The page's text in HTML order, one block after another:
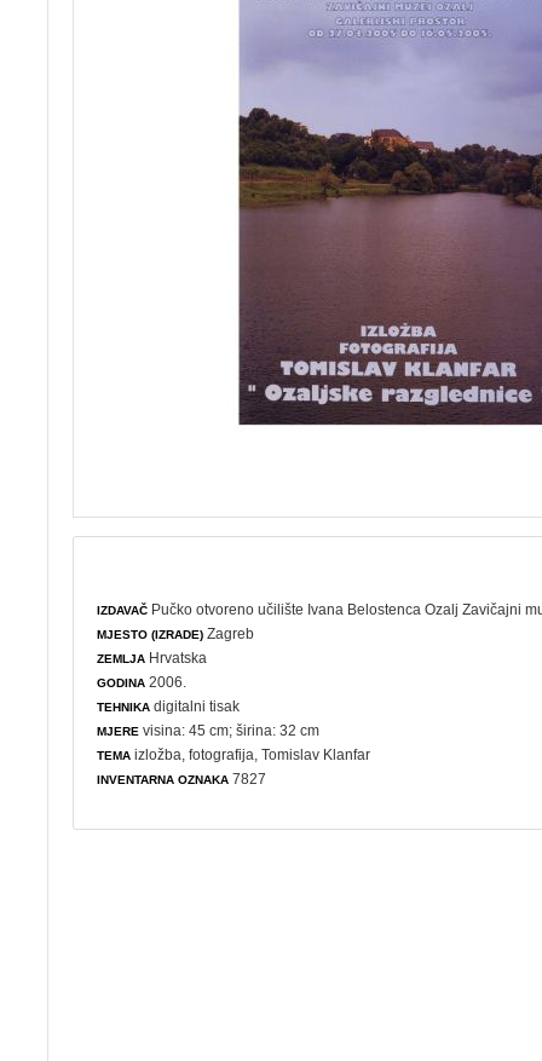
IZDAVAČ Pučko otvoreno učilište Ivana Belostenca Ozalj Zavičajni
MJESTO (IZRADE) Zagreb
ZEMLJA Hrvatska
GODINA 2006.
TEHNIKA digitalni tisak
MJERE visina: 45 cm; širina: 32 cm
TEMA izložba ,fotografija , Tomislav Klanfar
INVENTARNA OZNAKA 7827